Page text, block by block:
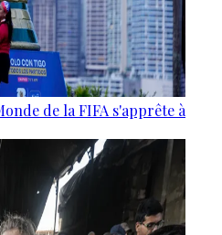
de la FIFA s'apprête à